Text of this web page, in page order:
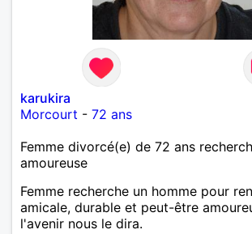
karukira
Morcourt - 72 ans
Femme divorcé(e) de 72 ans
amoureuse
Femme recherche un homme pour
amicale, durable et peut-être
l'avenir nous le dira.